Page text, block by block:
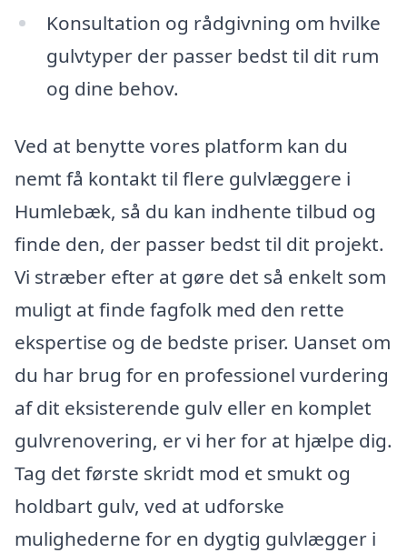
Konsultation og rådgivning om hvilke
gulvtyper der passer bedst til dit rum
og dine behov.
Ved at benytte vores platform kan du
nemt få kontakt til flere gulvlæggere i
Humlebæk, så du kan indhente tilbud og
finde den, der passer bedst til dit projekt.
Vi stræber efter at gøre det så enkelt som
muligt at finde fagfolk med den rette
ekspertise og de bedste priser. Uanset om
du har brug for en professionel vurdering
af dit eksisterende gulv eller en komplet
gulvrenovering, er vi her for at hjælpe dig.
Tag det første skridt mod et smukt og
holdbart gulv, ved at udforske
mulighederne for en dygtig gulvlægger i